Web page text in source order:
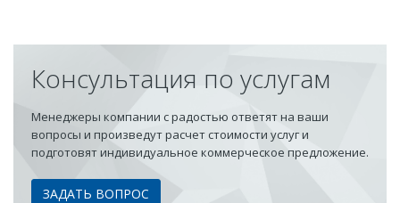
Консультация по услугам
Менеджеры компании с радостью ответят на ваши
вопросы и произведут расчет стоимости услуг и
подготовят индивидуальное коммерческое предложение.
ЗАДАТЬ ВОПРОС